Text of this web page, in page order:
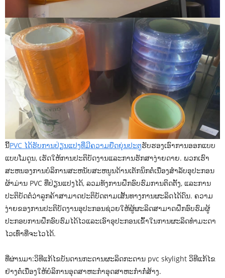
ນີ້PVC ໄດ້ຮັບການປ່ຽນແປງທີ່ມີຄວາມຍືດຍຸ່ນປະຕູຮັບຮອງເອົາການອອກແບບ
ແບບໂມດູນ, ເຮັດໃຫ້ການປະຕິບັດງານແລະການຮັກສາງ່າຍດາຍ. ພວກເຮົາ
ສະຫນອງການບໍລິການສະຫນັບສະຫນູນດ້ານເຕັກນິກຕໍ່ເນື່ອງສໍາລັບອຸປະກອນ
ຜ້າມ່ານ PVC ທີ່ປ່ຽນແປງໄດ້, ລວມທັງການຝຶກອົບຮົມການຕິດຕັ້ງ, ແລະການ
ປະຕິບັດຕໍ່ວ່າລູກຄ້າສາມາດປະຕິບັດຕາມເສັ້ນທາງການຜະລິດໄດ້ດົນ. ຄວາມ
ງ່າຍຂອງການປະຕິບັດງານອຸປະກອນຊ່ວຍໃຫ້ຜູ້ຜະລິດສາມາດຝຶກອົບຮົມຜູ້
ປະກອບການຝຶກອົບຮົມໄດ້ໄວແລະເອົາອຸປະກອນເຂົ້າໃນການຜະລິດທໍາມະດາ
ໄວເທົ່າທີ່ຈະໄວໄດ້.
ທີ່ຜ່ານມາ:ວິທີແກ້ໄຂບັນດານກະດານຜະລິດກະດານ pvc skylight ວິທີແກ້ໄຂ
ຢ່າງຕໍ່ເນື່ອງໃຫ້ບໍລິການອຸດສາຫະກໍາອຸດສາຫະກໍາກໍ່ສ້າງ.